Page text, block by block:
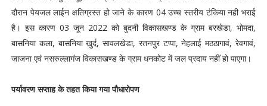
दौरान पेयजल लाईन क्षतिग्रस्त हो जाने के कारण 04 उच्च स्तरीय टंकिया नही भराई
है। इस कारण 03 जून 2022 को बुदनी विकासखण्ड के ग्राम बरखेडा, भोमदा,
बासनिया कला, बासनिया खुर्द, सावलखेडा, रतनपुर टप्पा, नेहलाई मठठागावं, रेवगावं,
जाजना एवं नसरुल्लागंज विकासखण्ड के ग्राम धनकोट में जल प्रदाय नहीं हो पाएगा।
पर्यावरण सप्ताह के तहत किया गया पौधारोपण